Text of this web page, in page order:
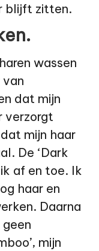
blijft zitten.
wassen
dat mijn
verzorgt
mijn haar
De ‘Dark
af en toe. Ik
haar en
Daarna
mijn